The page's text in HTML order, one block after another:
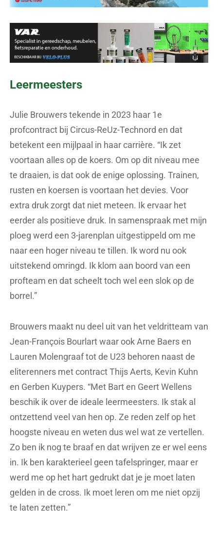
Leermeesters
Julie Brouwers tekende in 2023 haar 1e
profcontract bij Circus-ReUz-Technord en dat
betekent een mijlpaal in haar carrière. “Ik zet
voortaan alles op de koers. Om op dit niveau mee
te draaien, is dat ook de enige oplossing. Trainen,
rusten en koersen is voortaan het devies. Voor
extra druk zorgt dat niet meteen. Ik ervaar het
eerder als positieve druk. In samenspraak met mijn
ploeg werd een 3-jarenplan uitgestippeld om me
naar een hoger niveau te tillen. Ik word nu ook
uitstekend omringd. Ik klom aan boord van een
profteam en dat scheelt toch wel een slok op de
borrel.”
Brouwers maakt nu deel uit van het veldritteam van
Jean-François Bourlart waar ook Arne Baers en
Lauren Molengraaf tot de U23 behoren naast de
eliterenners met contract Thijs Aerts, Kevin Kuhn
en Gerben Kuypers. “Met Bart en Geert Wellens
beschik ik over de ideale leermeesters. Ik stak al
ontzettend veel van hen op. Ze reden zelf op het
hoogste niveau en weten dus wel wat ze vertellen.
Zo ben ik nog te braaf en dat wrijven ze er wel eens
in. Ik ben karakterieel geen tafelspringer, maar er
werd me op het hart gedrukt dat je je moet laten
gelden in de cross. Ik moet leren om me niet opzij
te laten zetten.”